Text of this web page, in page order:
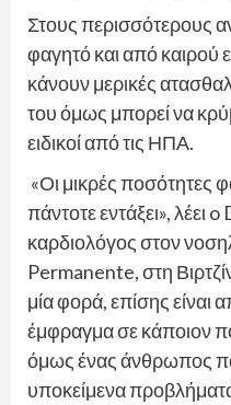
Στους περισσότερους
φαγητό και από καιρού
κάνουν μερικές
του όμως μπορεί να
ειδικοί από τις ΗΠΑ.
«Οι μικρές ποσότητες
πάντοτε εντάξει», λέει
καρδιολόγος στον
Permanente, στη
μία φορά, επίσης είναι
έμφραγμα σε κάποιον
όμως ένας άνθρωπος
υποκείμενα